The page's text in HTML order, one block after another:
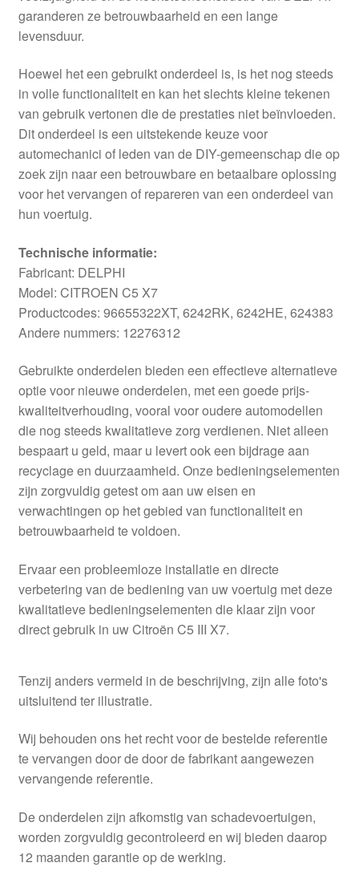
garanderen ze betrouwbaarheid en een lange
levensduur.
Hoewel het een gebruikt onderdeel is, is het nog steeds
in volle functionaliteit en kan het slechts kleine tekenen
van gebruik vertonen die de prestaties niet beïnvloeden.
Dit onderdeel is een uitstekende keuze voor
automechanici of leden van de DIY-gemeenschap die op
zoek zijn naar een betrouwbare en betaalbare oplossing
voor het vervangen of repareren van een onderdeel van
hun voertuig.
Technische informatie:
Fabricant: DELPHI
Model: CITROEN C5 X7
Productcodes: 96655322XT, 6242RK, 6242HE, 624383
Andere nummers: 12276312
Gebruikte onderdelen bieden een effectieve alternatieve
optie voor nieuwe onderdelen, met een goede prijs-
kwaliteitverhouding, vooral voor oudere automodellen
die nog steeds kwalitatieve zorg verdienen. Niet alleen
bespaart u geld, maar u levert ook een bijdrage aan
recyclage en duurzaamheid. Onze bedieningselementen
zijn zorgvuldig getest om aan uw eisen en
verwachtingen op het gebied van functionaliteit en
betrouwbaarheid te voldoen.
Ervaar een probleemloze installatie en directe
verbetering van de bediening van uw voertuig met deze
kwalitatieve bedieningselementen die klaar zijn voor
direct gebruik in uw Citroën C5 III X7.
Tenzij anders vermeld in de beschrijving, zijn alle foto's
uitsluitend ter illustratie.
Wij behouden ons het recht voor de bestelde referentie
te vervangen door de door de fabrikant aangewezen
vervangende referentie.
De onderdelen zijn afkomstig van schadevoertuigen,
worden zorgvuldig gecontroleerd en wij bieden daarop
12 maanden garantie op de werking.